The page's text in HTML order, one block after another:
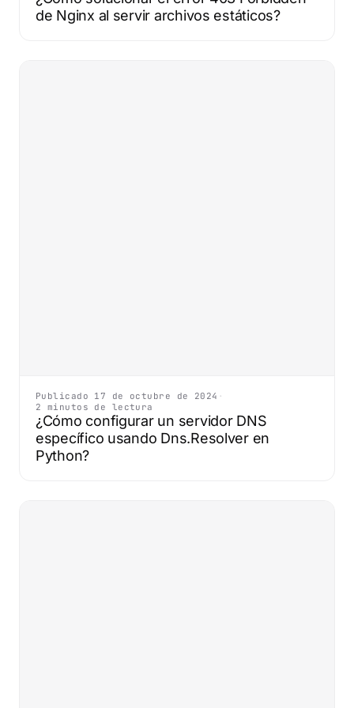
de Nginx al servir archivos estáticos?
Publicado 17 de octubre de 2024 ·
2 minutos de lectura
¿Cómo configurar un servidor DNS
específico usando Dns.Resolver en
Python?